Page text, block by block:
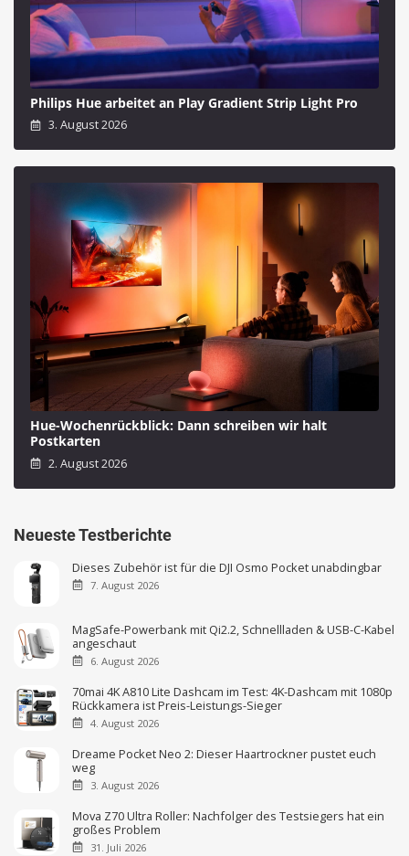
Philips Hue arbeitet an Play Gradient Strip Light Pro
3. August 2026
Hue-Wochenrückblick: Dann schreiben wir halt
Postkarten
2. August 2026
Neueste Testberichte
Dieses Zubehör ist für die DJI Osmo Pocket unabdingbar
7. August 2026
MagSafe-Powerbank mit Qi2.2, Schnellladen & USB-C-Kabel
angeschaut
6. August 2026
70mai 4K A810 Lite Dashcam im Test: 4K-Dashcam mit 1080p
Rückkamera ist Preis-Leistungs-Sieger
4. August 2026
Dreame Pocket Neo 2: Dieser Haartrockner pustet euch
weg
3. August 2026
Mova Z70 Ultra Roller: Nachfolger des Testsiegers hat ein
großes Problem
31. Juli 2026